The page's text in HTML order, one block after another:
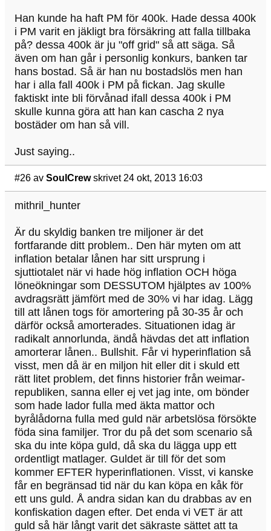
Han kunde ha haft PM för 400k. Hade dessa 400k
i PM varit en jäkligt bra försäkring att falla tillbaka
på? dessa 400k är ju "off grid" så att säga. Så
även om han går i personlig konkurs, banken tar
hans bostad. Så är han nu bostadslös men han
har i alla fall 400k i PM på fickan. Jag skulle
faktiskt inte bli förvånad ifall dessa 400k i PM
skulle kunna göra att han kan cascha 2 nya
bostäder om han så vill.
Just saying..
#26 av SoulCrew skrivet 24 okt, 2013 16:03
mithril_hunter
Är du skyldig banken tre miljoner är det
fortfarande ditt problem.. Den här myten om att
inflation betalar lånen har sitt ursprung i
sjuttiotalet när vi hade hög inflation OCH höga
löneökningar som DESSUTOM hjälptes av 100%
avdragsrätt jämfört med de 30% vi har idag. Lägg
till att lånen togs för amortering på 30-35 år och
därför också amorterades. Situationen idag är
radikalt annorlunda, ändå hävdas det att inflation
amorterar lånen.. Bullshit. Får vi hyperinflation så
visst, men då är en miljon hit eller dit i skuld ett
rätt litet problem, det finns historier från weimar-
republiken, sanna eller ej vet jag inte, om bönder
som hade lador fulla med äkta mattor och
byrålådorna fulla med guld när arbetslösa försökte
föda sina familjer. Tror du på det som scenario så
ska du inte köpa guld, då ska du lägga upp ett
ordentligt matlager. Guldet är till för det som
kommer EFTER hyperinflationen. Visst, vi kanske
får en begränsad tid när du kan köpa en kåk för
ett uns guld. Å andra sidan kan du drabbas av en
konfiskation dagen efter. Det enda vi VET är att
guld så här långt varit det säkraste sättet att ta